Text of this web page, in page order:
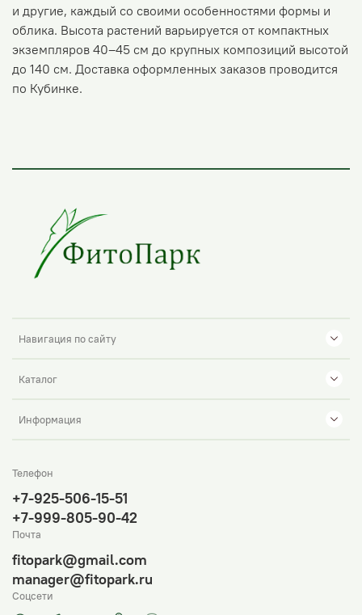
и другие, каждый со своими особенностями формы и
облика. Высота растений варьируется от компактных
экземпляров 40–45 см до крупных композиций высотой
до 140 см. Доставка оформленных заказов проводится
по Кубинке.
Навигация по сайту
Каталог
Информация
Телефон
+7-925-506-15-51
+7-999-805-90-42
Почта
fitopark@gmail.com
manager@fitopark.ru
Соцсети